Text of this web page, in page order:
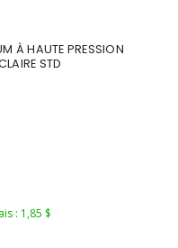
À HAUTE PRESSION
STD
: 1,85 $